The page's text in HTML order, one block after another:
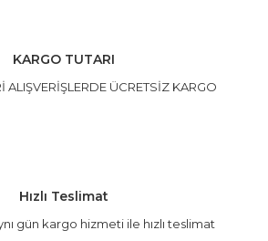
KARGO TUTARI
ALIŞVERİŞLERDE ÜCRETSİZ KARGO
Hızlı Teslimat
gün kargo hizmeti ile hızlı teslimat